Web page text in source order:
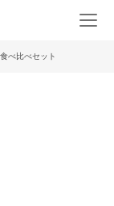
べ比べセット